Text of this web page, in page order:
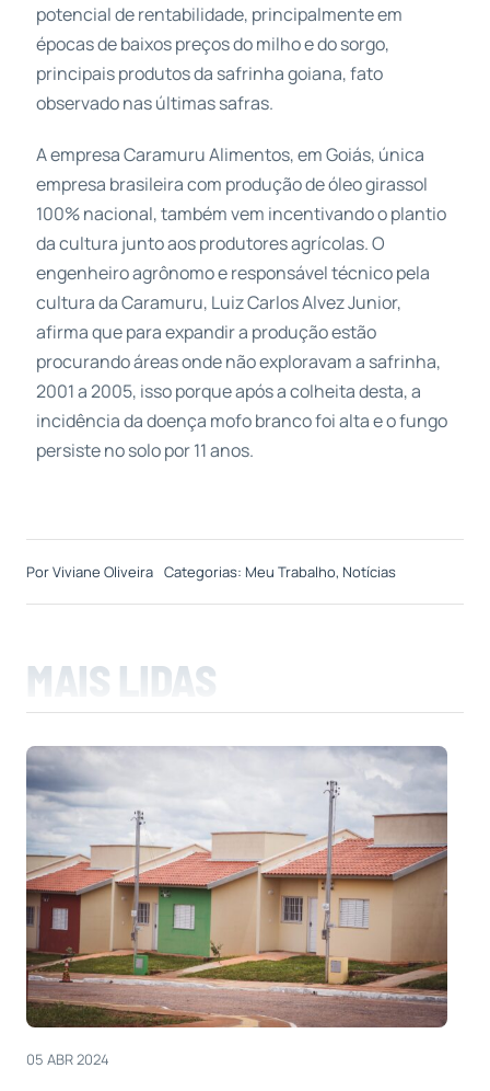
potencial de rentabilidade, principalmente em
épocas de baixos preços do milho e do sorgo,
principais produtos da safrinha goiana, fato
observado nas últimas safras.
A empresa Caramuru Alimentos, em Goiás, única
empresa brasileira com produção de óleo girassol
100% nacional, também vem incentivando o plantio
da cultura junto aos produtores agrícolas. O
engenheiro agrônomo e responsável técnico pela
cultura da Caramuru, Luiz Carlos Alvez Junior,
afirma que para expandir a produção estão
procurando áreas onde não exploravam a safrinha,
2001 a 2005, isso porque após a colheita desta, a
incidência da doença mofo branco foi alta e o fungo
persiste no solo por 11 anos.
PorViviane Oliveira Categorias: Meu Trabalho, Notícias
MAIS LIDAS
05 ABR 2024